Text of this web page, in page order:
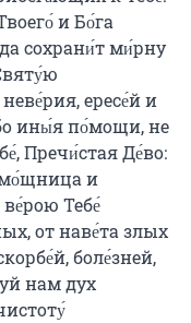
и Бо́га
сохрани́т ми́рну
ересе́й и
ины́я по́мощи, не
Пречи́стая Де́во:
и
Тебе́
от наве́та злых
боле́зней,
нам дух